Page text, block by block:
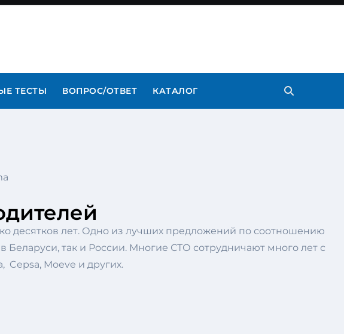
ТЕСТЫ ВОПРОС/ОТВЕТ КАТАЛОГ
десятков лет. Одно из лучших предложений по соотношению
Беларуси, так и России. Многие СТО сотрудничают много лет с
Moeve и других.